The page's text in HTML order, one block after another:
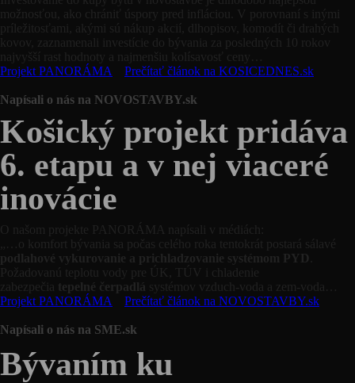
možnosťou, ako chrániť úspory pred infláciou. V porovnaní s inými
príležitosťami, akými sú nákup akcií, dlhopisov, komodít či drahých
kovov, zaznamenali investície do bývania za posledných 10 rokov
najvyšší rast hodnoty a najmenšiu kolísavosť ceny…
Projekt PANORÁMA
Prečítať článok na KOSICEDNES.sk
Napísali o nás na NOVOSTAVBY.sk
Košický projekt pridáva
6. etapu a v nej viaceré
inovácie
O našom projekte PANORÁMA napísali v médiách:
„…o komfort bývania sa počas celého roka tentokrát postará sálavé
podlahové vykurovanie a prichladzovanie systémom PYD
Požadovanú teplotu vody pre ÚK, TÚV i chladenie
zabezpečia
tepelné čerpadlá systémov vzduch-voda a zem-voda…
Projekt PANORÁMA
Prečítať článok na NOVOSTAVBY.sk
Napísali o nás na SME.sk
Bývaním ku